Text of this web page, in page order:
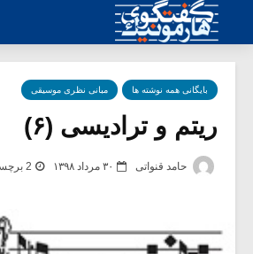
بایگانی همه نوشته ها مبانی نظری موسیقی
ریتم و ترادیسی (۶)
حامد قنواتی ۳۰ مرداد ۱۳۹۸ 2 برچسب -